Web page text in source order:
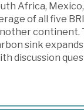
Africa,
of all five
continent.
sink
discussion